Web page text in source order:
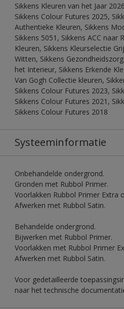
Sikkens Kleuren van het Jaar
Sikkens Colour Futures 2025,
Authentieke Kleuren, Sikkens
Sikkens 5051, Sikkens ACC naar
Kleuren, Sikkens Kleurselectie
Witten, Sikkens
het Interieur, Sikkens Erkende
Van Gogh Collectie kleuren,
Sikkens Colour Futures 2023,
Sikkens Colour Futures 2021,
Sikkens Colour Futures 2018
Systeeminformatie
Onbehandelde ondergrond.
Gronden met Rubbol Primer.
Voorlakken Rubbol Primer Extra
Afwerken met Rubbol Satin.
Behandelde ondergrond.
Bijwerken met Rubbol Primer.
Voorlakken met Rubbol Primer
Afwerken met Rubbol Satin.
Voor gedetailleerde
naar het technische